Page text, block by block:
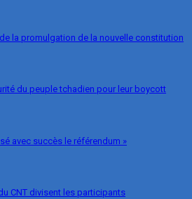
la promulgation de la nouvelle constitution
du peuple tchadien pour leur boycott
avec succès le référendum »
CNT divisent les participants